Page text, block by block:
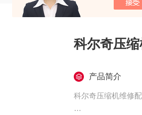
科尔奇压
产品简介
科尔奇压缩机维修